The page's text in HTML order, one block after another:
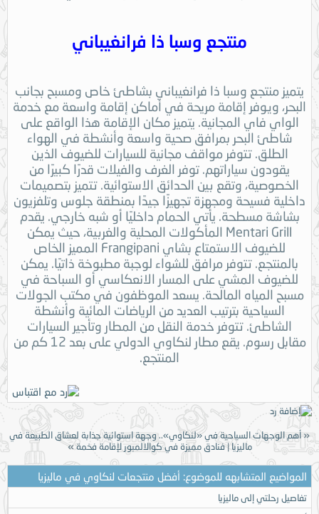
منتجع وسبا ذا فرانغيباني
يتميز منتجع وسبا ذا فرانغيباني بشاطئ خاص ومسبح بجانب
البحر، ويوفر إقامة مريحة في أماكن إقامة واسعة مع خدمة
الواي فاي المجانية. يتميز مكان الإقامة هذا الواقع على
شاطئ البحر بمرافق صحية واسعة وأنشطة في الهواء
الطلق. تتوفر مواقف مجانية للسيارات للضيوف الذين
يقودون سياراتهم. توفر الغرف والفيلات قدرًا كبيرًا من
الخصوصية، وتقع بين الحدائق الاستوائية. تتميز بتصميمات
داخلية فسيحة ومجهزة تجهيزًا جيدًا بمنطقة جلوس وتلفزيون
بشاشة مسطحة. يأتي الحمام داخليًا أو شبه خارجي. يقدم
Mentari Grill المأكولات المحلية والغربية، حيث يمكن
للضيوف الاستمتاع بشاي Frangipani المميز الخاص
بالمنتجع. تتوفر مرافق للشواء لوجبة مطبوخة ذاتيًا. يمكن
للضيوف المشي على المسار الانعكاسي أو السباحة في
مسبح المياه المالحة. يسعد الموظفون في مكتب الجولات
السياحية بترتيب العديد من الرياضات المائية وأنشطة
الشاطئ. تتوفر خدمة النقل من المطار وتأجير السيارات
مقابل رسوم. يقع مطار لنكاوي الدولي على بعد 12 كم من
المنتجع.
« أهم الوجهات السياحية في «لنكاوي».. وجهة استوائية جذابة لعشاق الطبيعة في
ماليزيا|فنادق مميزة في كوالالمبور لإقامة فخمة »
المواضيع المتشابهه للموضوع: أفضل منتجعات لنكاوي في ماليزيا
تفاصيل رحلتي إلى ماليزيا